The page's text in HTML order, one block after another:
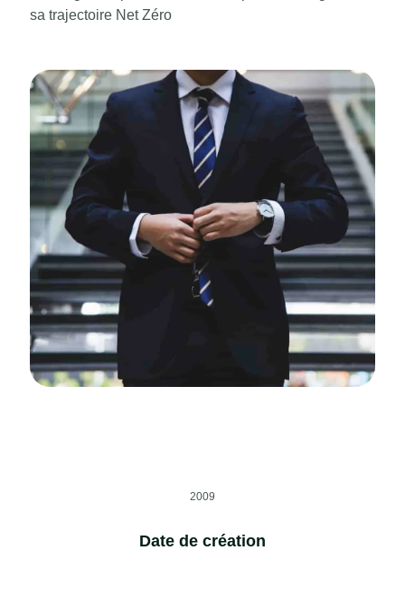
sa trajectoire Net Zéro
2009
Date de création